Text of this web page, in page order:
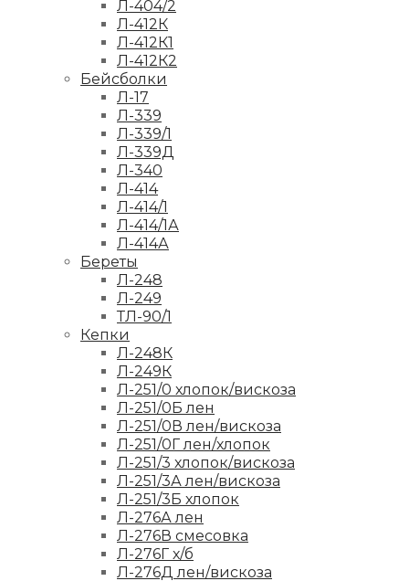
Л-404/2
Л-412К
Л-412К1
Л-412К2
Бейсболки
Л-17
Л-339
Л-339/1
Л-339Д
Л-340
Л-414
Л-414/1
Л-414/1А
Л-414А
Береты
Л-248
Л-249
ТЛ-90/1
Кепки
Л-248К
Л-249К
Л-251/0 хлопок/вискоза
Л-251/0Б лен
Л-251/0В лен/вискоза
Л-251/0Г лен/хлопок
Л-251/3 хлопок/вискоза
Л-251/3А лен/вискоза
Л-251/3Б хлопок
Л-276А лен
Л-276В смесовка
Л-276Г х/б
Л-276Д лен/вискоза